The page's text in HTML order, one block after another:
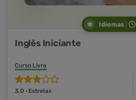
Idiomas
Inglês Iniciante
Curso Livre
3,0 · Estrelas